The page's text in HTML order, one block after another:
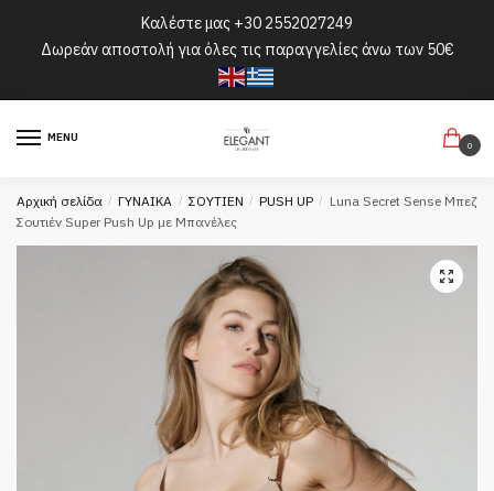
navigation
Καλέστε μας +30 2552027249
Δωρεάν αποστολή για όλες τις παραγγελίες άνω των 50€
MENU
0
Αρχική σελίδα / ΓΥΝΑΙΚΑ / ΣΟΥΤΙΕΝ / PUSH UP /
Luna Secret Sense Μπεζ
Σουτιέν Super Push Up με Μπανέλες